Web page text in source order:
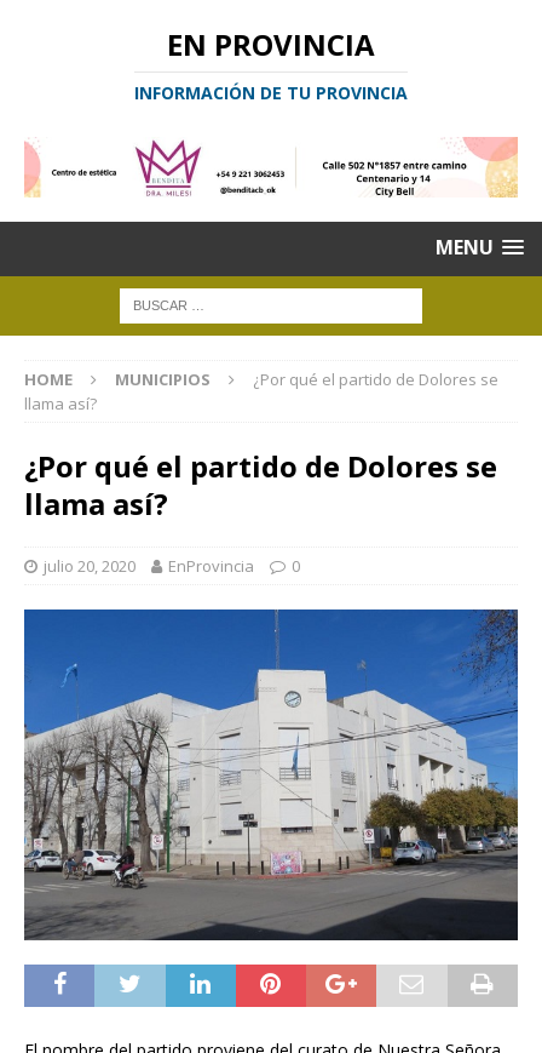
EN PROVINCIA
INFORMACIÓN DE TU PROVINCIA
MENU
HOME MUNICIPIOS
¿Por qué el partido de Dolores se
llama así?
¿Por qué el partido de Dolores se
llama así?
julio 20, 2020 EnProvincia 0